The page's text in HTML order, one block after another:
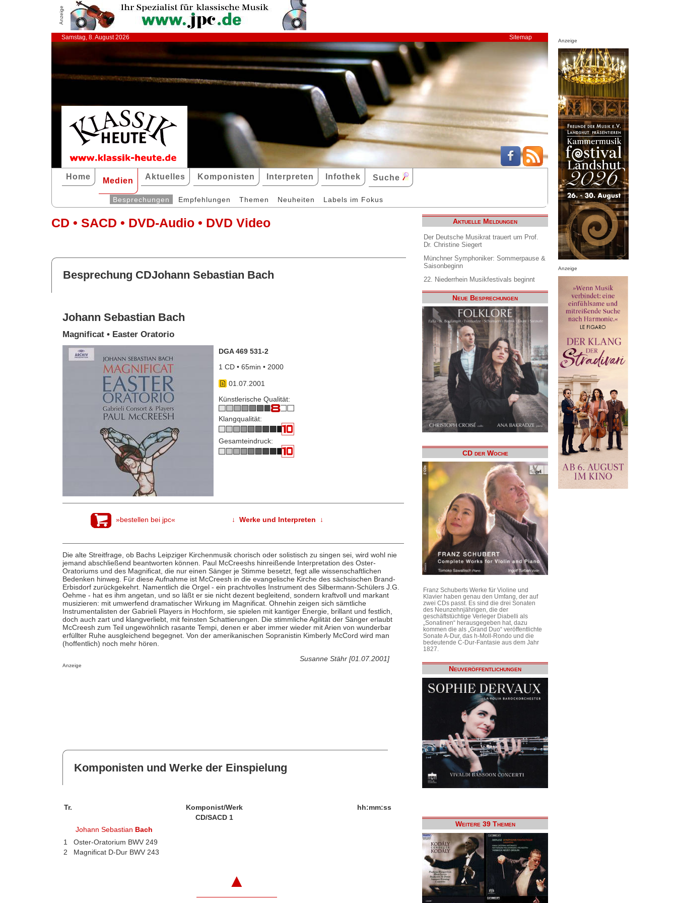
Anzeige
Samstag, 8. August 2026 Sitemap
Home Medien Aktuelles Komponisten Interpreten Infothek Suche
Besprechungen Empfehlungen Themen Neuheiten Labels im Fokus
CD • SACD • DVD-Audio • DVD Video
Besprechung CDJohann Sebastian Bach
Johann Sebastian Bach
Magnificat • Easter Oratorio
DGA 469 531-2
1 CD • 65min • 2000
01.07.2001
Künstlerische Qualität:
Klangqualität:
Gesamteindruck:
»bestellen bei jpc« ↓ Werke und Interpreten ↓
Die alte Streitfrage, ob Bachs Leipziger Kirchenmusik chorisch oder solistisch zu singen sei, wird wohl nie
jemand abschließend beantworten können. Paul McCreeshs hinreißende Interpretation des Oster-
Oratoriums und des Magnificat, die nur einen Sänger je Stimme besetzt, fegt alle wissenschaftlichen
Bedenken hinweg. Für diese Aufnahme ist McCreesh in die evangelische Kirche des sächsischen Brand-
Erbisdorf zurückgekehrt. Namentlich die Orgel - ein prachtvolles Instrument des Silbermann-Schülers J.G.
Oehme - hat es ihm angetan, und so läßt er sie nicht dezent begleitend, sondern kraftvoll und markant
musizieren: mit umwerfend dramatischer Wirkung im Magnificat. Ohnehin zeigen sich sämtliche
Instrumentalisten der Gabrieli Players in Hochform, sie spielen mit kantiger Energie, brillant und festlich,
doch auch zart und klangverliebt, mit feinsten Schattierungen. Die stimmliche Agilität der Sänger erlaubt
McCreesh zum Teil ungewöhnlich rasante Tempi, denen er aber immer wieder mit Arien von wunderbar
erfüllter Ruhe ausgleichend begegnet. Von der amerikanischen Sopranistin Kimberly McCord wird man
(hoffentlich) noch mehr hören.
Susanne Stähr [01.07.2001]
Anzeige
Komponisten und Werke der Einspielung
Tr. Komponist/Werk
hh:mm:ss
CD/SACD 1
Johann Sebastian Bach
1
Oster-Oratorium BWV 249
2
Magnificat D-Dur BWV 243
▲
Aktuelle Meldungen
Der Deutsche Musikrat trauert um Prof.
Dr. Christine Siegert
Münchner Symphoniker: Sommerpause &
Saisonbeginn
22. Niederrhein Musikfestivals beginnt
Neue Besprechungen
CD der Woche
Franz Schuberts Werke für Violine und
Klavier haben genau den Umfang, der auf
zwei CDs passt. Es sind die drei Sonaten
des Neunzehnjährigen, die der
geschäftstüchtige Verleger Diabelli als
„Sonatinen“ herausgegeben hat, dazu
kommen die als „Grand Duo“ veröffentlichte
Sonate A-Dur, das h-Moll-Rondo und die
bedeutende C-Dur-Fantasie aus dem Jahr
1827.
Neuveröffentlichungen
Weitere 39 Themen
Anzeige
Anzeige